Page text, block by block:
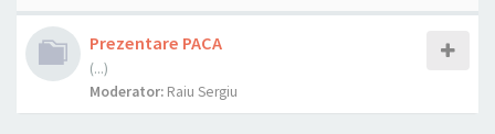
Prezentare PACA
(...)
Moderator: Raiu Sergiu